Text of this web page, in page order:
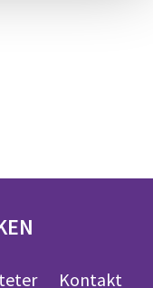
Kontakt